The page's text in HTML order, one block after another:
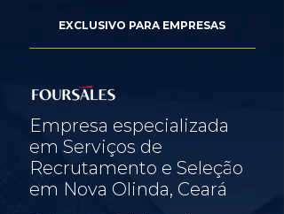
EXCLUSIVO PARA EMPRESAS
Empresa especializada
em Serviços de
Recrutamento e Seleção
em Nova Olinda, Ceará